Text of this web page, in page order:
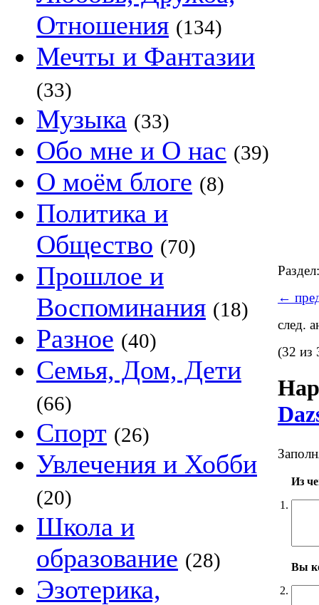
Отношения (134)
Мечты и Фантазии
(33)
Музыка (33)
Обо мне и О нас (39)
О моём блоге (8)
Политика и
Общество (70)
Прошлое и
Воспоминания (18)
Разное (40)
Семья, Дом, Дети
(66)
Спорт (26)
Увлечения и Хобби
(20)
Школа и
образование (28)
Эзотерика,
←
след.
(32 из
1.
Из
2.
Вы